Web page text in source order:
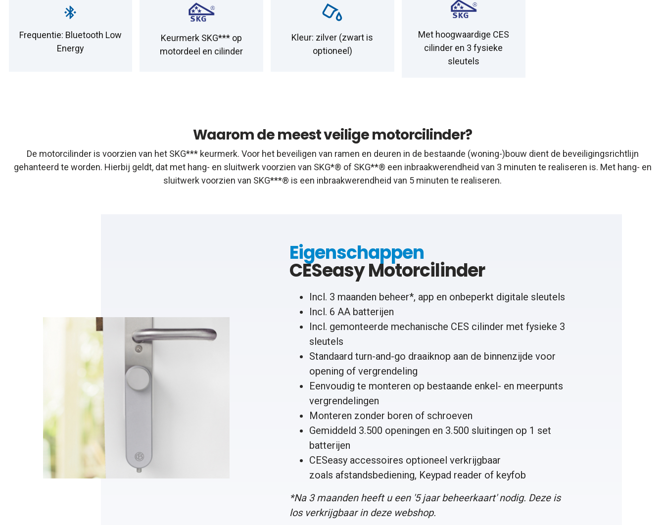
Frequentie: Bluetooth Low
Energy
Keurmerk SKG*** op
motordeel en cilinder
Kleur: zilver (zwart is
optioneel)
Met hoogwaardige CES
cilinder en 3 fysieke
sleutels
Waarom de meest veilige motorcilinder?
De motorcilinder is voorzien van het SKG*** keurmerk. Voor het beveiligen van ramen en deuren in de bestaande (woning-)bouw dient de beveiligingsrichtlijn
gehanteerd te worden. Hierbij geldt, dat met hang- en sluitwerk voorzien van SKG*® of SKG**® een inbraakwerendheid van 3 minuten te realiseren is. Met hang- en
sluitwerk voorzien van SKG***® is een inbraakwerendheid van 5 minuten te realiseren.
Eigenschappen
CESeasy Motorcilinder
Incl. 3 maanden beheer*, app en onbeperkt digitale sleutels
Incl. 6 AA batterijen
Incl. gemonteerde mechanische CES cilinder met fysieke 3
sleutels
Standaard turn-and-go draaiknop aan de binnenzijde voor
opening of vergrendeling
Eenvoudig te monteren op bestaande enkel- en meerpunts
vergrendelingen
Monteren zonder boren of schroeven
Gemiddeld 3.500 openingen en 3.500 sluitingen op 1 set
batterijen
CESeasy accessoires optioneel verkrijgbaar
zoals afstandsbediening, Keypad reader of keyfob
*Na 3 maanden heeft u een '5 jaar beheerkaart' nodig. Deze is
los verkrijgbaar in deze webshop.